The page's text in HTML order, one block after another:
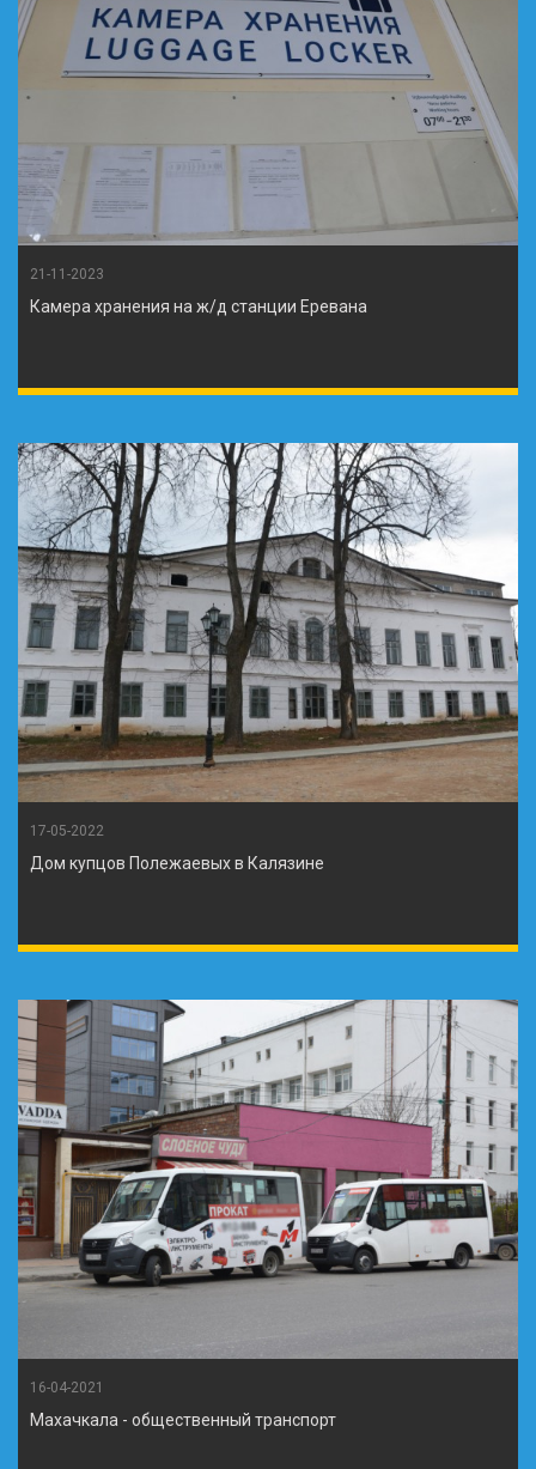
21-11-2023
Камера хранения на ж/д станции Еревана
17-05-2022
Дом купцов Полежаевых в Калязине
16-04-2021
Махачкала - общественный транспорт